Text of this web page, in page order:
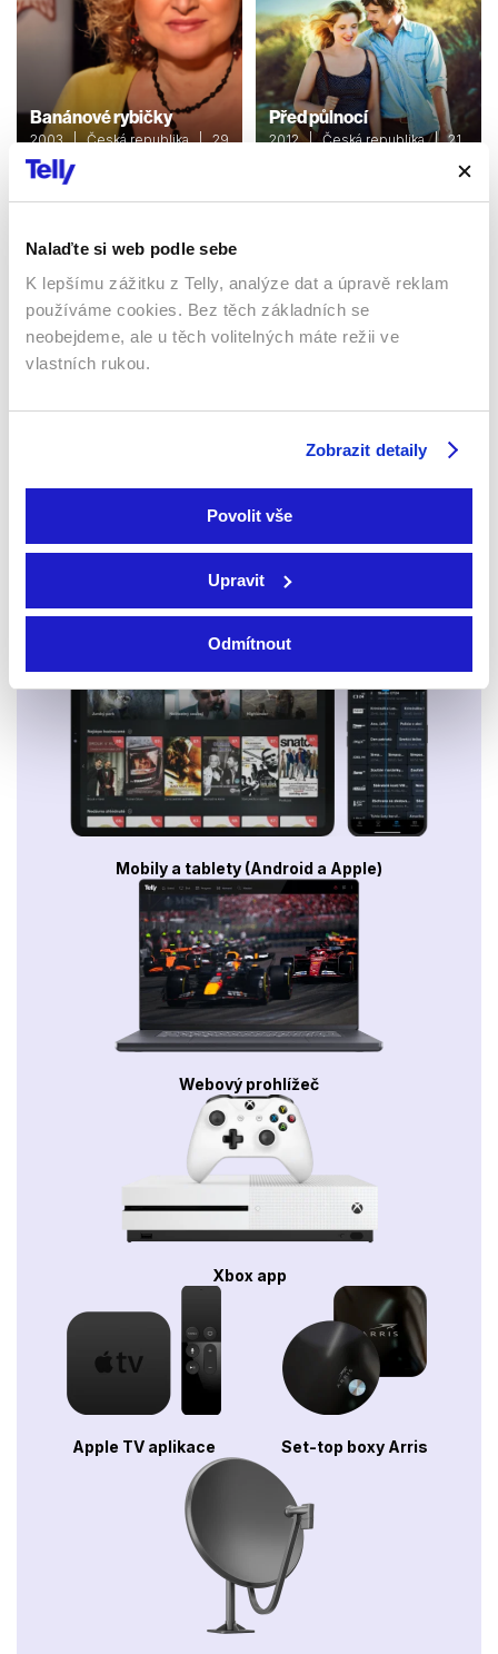
Nalaďte si web podle sebe
K lepšímu zážitku z Telly, analýze dat a úpravě reklam
používáme cookies. Bez těch základních se
neobejdeme, ale u těch volitelných máte režii ve
vlastních rukou.
Zobrazit detaily
Povolit vše
Upravit
Odmítnout
Banánové rybičky
2003 | Česká republika | 29
min
Pořady / Talk show / Show
Před půlnocí
2012 | Česká republika | 21
Sledujte kdekoliv až na 6 zařízeních
Sledovat internetovou televizi jde odkudkoliv
po celé EU, a to až na 6 zařízeních.
Smart TV - Android, Google, Samsung, LG, VIDAA
Mobily a tablety (Android a Apple)
Webový prohlížeč
Xbox app
Apple TV aplikace Set-top boxy Arris